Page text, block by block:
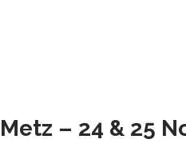
Metz – 24 & 25